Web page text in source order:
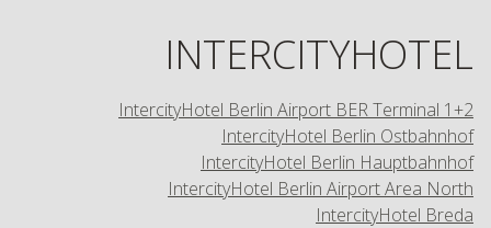
INTERCITYHOTEL
IntercityHotel Berlin Airport BER Terminal 1+2
IntercityHotel Berlin Ostbahnhof
IntercityHotel Berlin Hauptbahnhof
IntercityHotel Berlin Airport Area North
IntercityHotel Breda